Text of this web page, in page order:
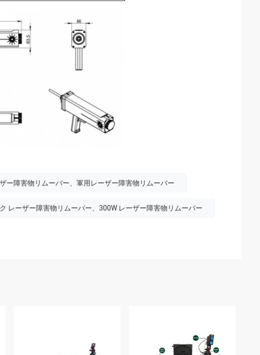
ー障害物リムーバー、軍用レーザー障害物リムーバー
レーザー障害物リムーバー、300W レーザー障害物リムーバー